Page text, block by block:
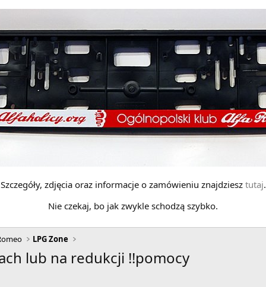
Szczegóły, zdjęcia oraz informacje o zamówieniu znajdziesz tutaj.
Nie czekaj, bo jak zwykle schodzą szybko.
LPG Zone
lub na redukcji !!pomocy